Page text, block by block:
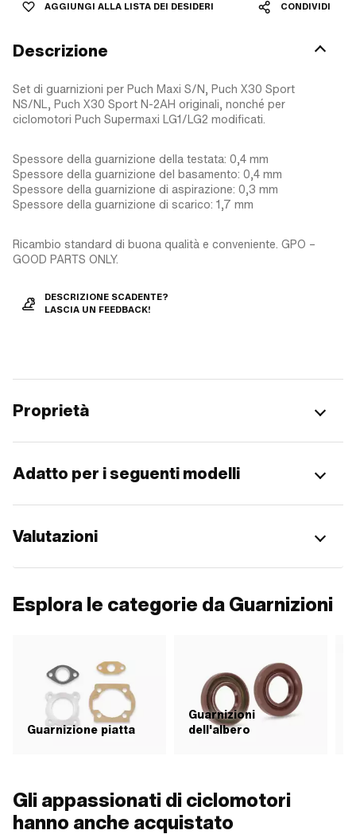
AGGIUNGI ALLA LISTA DEI DESIDERI CONDIVIDI
Descrizione
Set di guarnizioni per Puch Maxi S/N, Puch X30 Sport
NS/NL, Puch X30 Sport N-2AH originali, nonché per
ciclomotori Puch Supermaxi LG1/LG2 modificati.
Spessore della guarnizione della testata: 0,4 mm
Spessore della guarnizione del basamento: 0,4 mm
Spessore della guarnizione di aspirazione: 0,3 mm
Spessore della guarnizione di scarico: 1,7 mm
Ricambio standard di buona qualità e conveniente. GPO –
GOOD PARTS ONLY.
DESCRIZIONE SCADENTE?
LASCIA UN FEEDBACK!
Proprietà
Adatto per i seguenti modelli
Valutazioni
Esplora le categorie da Guarnizioni
Guarnizione piatta
Guarnizioni
dell'albero
Gli appassionati di ciclomotori
hanno anche acquistato